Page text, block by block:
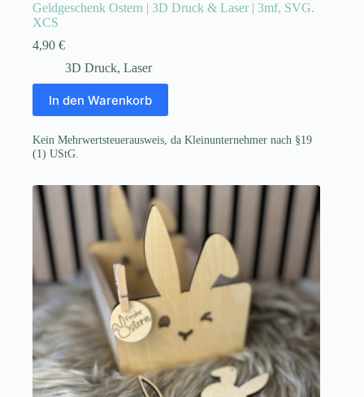
Geldgeschenk Ostern | 3D Druck & Laser | 3mf, SVG.
XCS
4,90 €
3D Druck, Laser
In den Warenkorb
Kein Mehrwertsteuerausweis, da Kleinunternehmer nach §19
(1) UStG.